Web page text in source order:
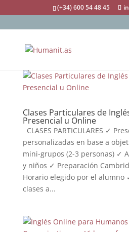
(+34) 600 54 48 45
Clases Particulares de
Presencial u Online
CLASES PARTICULARES ✓
personalizadas en base a
mini-grupos (2-3 personas) ✓
y niños ✓ Preparación
Horario elegido por el alumno
clases a...